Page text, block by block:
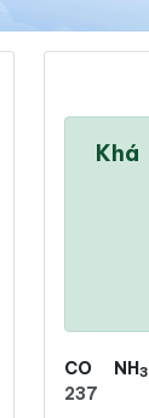
26 °/
Khá
CO
237
NH3